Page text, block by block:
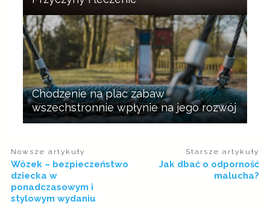
Chodzenie na plac zabaw
wszechstronnie wpłynie na jego rozwój
Nowsze artykuły
Wózek – bezpieczeństwo
dziecka w
ponadczasowym i
stylowym wydaniu
Starsze artykuły
Jak dbać o odporność
malucha?